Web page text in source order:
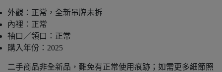
外觀：正常，全新吊牌未拆
內裡：正常
袖口／領口：正常
購入年份：2025
二手商品非全新品，難免有正常使用痕跡；如需更多細節照